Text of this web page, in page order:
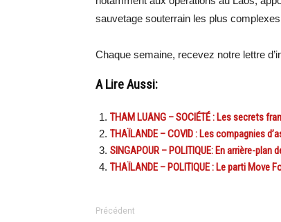
sauvetage souterrain les plus
Chaque semaine, recevez notre lettre
A Lire Aussi:
THAM LUANG – SOCIÉTÉ : Les secrets
THAÏLANDE – COVID : Les compagnies
SINGAPOUR – POLITIQUE: En arrière-
THAÏLANDE – POLITIQUE : Le parti
Précédent